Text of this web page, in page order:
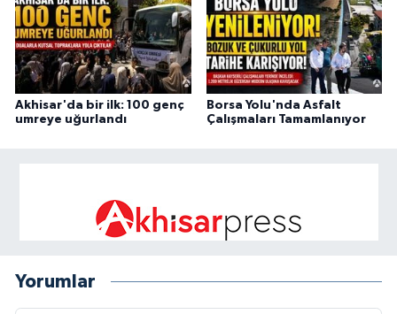
Akhisar'da bir ilk: 100 genç
umreye uğurlandı
Borsa Yolu'nda Asfalt
Çalışmaları Tamamlanıyor
Yorumlar